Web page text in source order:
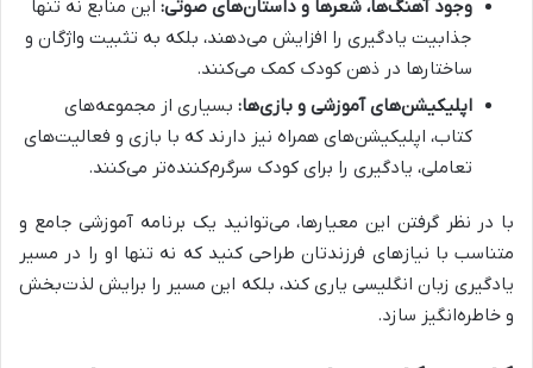
وجود آهنگ‌ها، شعرها و داستان‌های صوتی: این منابع نه تنها
جذابیت یادگیری را افزایش می‌دهند، بلکه به تثبیت واژگان و
ساختارها در ذهن کودک کمک می‌کنند.
اپلیکیشن‌های آموزشی و بازی‌ها: بسیاری از مجموعه‌های
کتاب، اپلیکیشن‌های همراه نیز دارند که با بازی و فعالیت‌های
تعاملی، یادگیری را برای کودک سرگرم‌کننده‌تر می‌کنند.
با در نظر گرفتن این معیارها، می‌توانید یک برنامه آموزشی جامع و
متناسب با نیازهای فرزندتان طراحی کنید که نه تنها او را در مسیر
یادگیری زبان انگلیسی یاری کند، بلکه این مسیر را برایش لذت‌بخش
و خاطره‌انگیز سازد.